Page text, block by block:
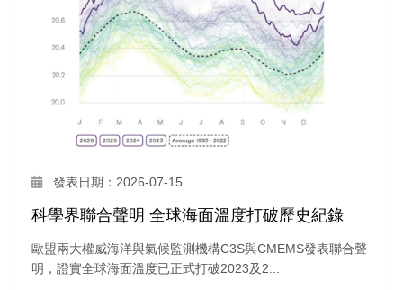
發表日期：2026-07-15
科學界聯合聲明 全球海面溫度打破歷史紀錄
歐盟兩大權威海洋與氣候監測機構C3S與CMEMS發表聯合聲
明，證實全球海面溫度已正式打破2023及2...